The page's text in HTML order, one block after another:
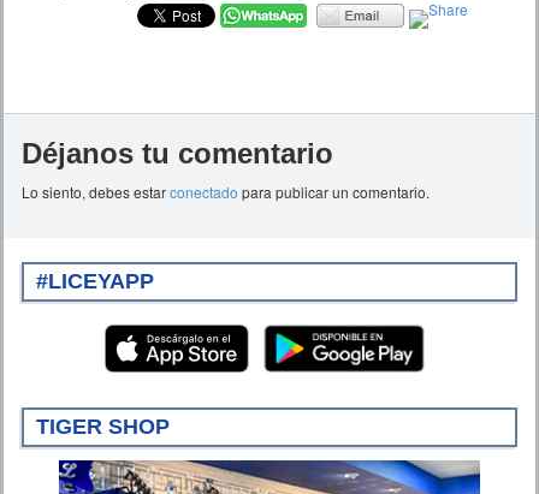
Déjanos tu comentario
Lo siento, debes estarconectado para publicar un comentario.
#LICEYAPP
TIGER SHOP